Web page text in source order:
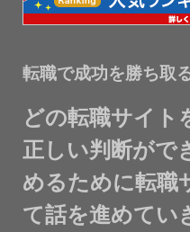
転職で成功を勝ち取
どの転職サイト
正しい判断がで
めるために転職
て話を進めてい